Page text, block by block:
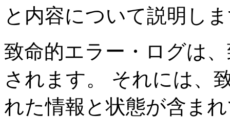
と内容について説明し
致命的エラー・ログは
されます。
それには、
れた情報と状態が含ま